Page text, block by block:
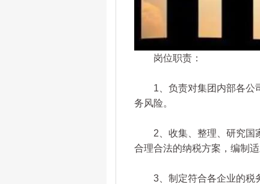
岗位职责：
1、负责对集团内部各公司
务风险。
2、收集、整理、研究国家
合理合法的纳税方案，编制
3、制定符合各企业的税务